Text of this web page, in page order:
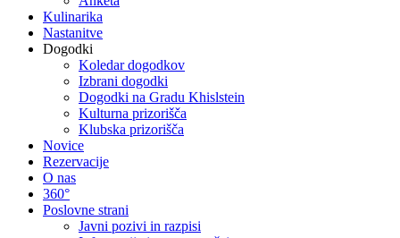
Kulinarika
Nastanitve
Dogodki
Koledar dogodkov
Izbrani dogodki
Dogodki na Gradu Khislstein
Kulturna prizorišča
Klubska prizorišča
Novice
Rezervacije
O nas
360°
Poslovne strani
Javni pozivi in razpisi